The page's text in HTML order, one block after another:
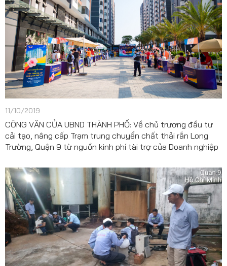
11/10/2019
CÔNG VĂN CỦA UBND THÀNH PHỐ: Về chủ trương đầu tư
cải tạo, nâng cấp Trạm trung chuyển chất thải rắn Long
Trường, Quận 9 từ nguồn kinh phí tài trợ của Doanh nghiệp